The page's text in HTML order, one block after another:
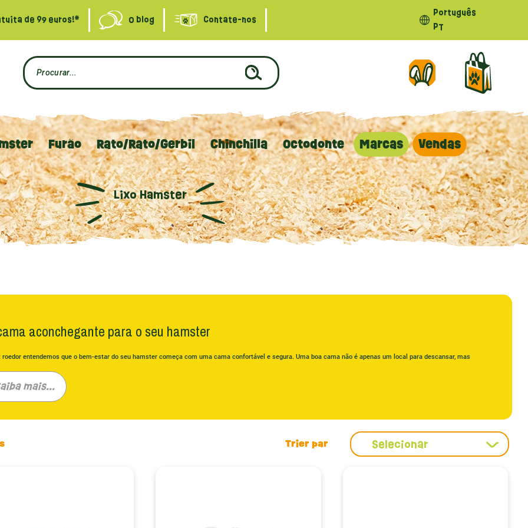
de 99 euros!* O blog Contate-nos
Português
PT
Furão Rato/Rato/Gerbil Chinchilla Octodonte Marcas Vendas
Lixo Hamster
aconchegante para o seu hamster
roedor entendemos que o bem-estar do seu hamster começa com uma cama confortável e segura. Uma boa cama não é apenas um local para descansar, mas
espaço de brincadeira e exploração onde o seu pequeno companheiro pode expressar o seu instinto natural de escavador. É por isso que oferecemos uma variedade
permitindo que seu hamster cave, construa túneis e se divirta enquanto permanece ativo e feliz.
para o seu hamster não deve apenas ser confortável, mas também adaptada às suas necessidades de escavação. Oferecemos opções como o cânhamo, que
forma para suportar estruturas complexas de túneis, e outros materiais macios para ninhos internos, priorizando o comportamento natural e o bem-estar do seu
mais...
Selecionar